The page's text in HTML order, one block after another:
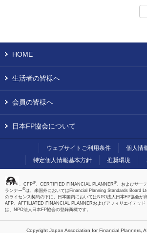
上へ
HOME
生活者の皆様へ
会員の皆様へ
日本FP協会について
ウェブサイトご利用条件
個人情
特定個人情報基本方針
推奨環境
、CFP® 、CERTIFIED FINANCIAL PLANNER® 、およびサー
ランナー®は、米国外においてはFinancial Planning Standards Board
のライセンス契約の下に、日本国内においてはNPO法人日本FP協会が
AFP、AFFILIATED FINANCIAL PLANNERおよびアフィリエイテッド
は、NPO法人日本FP協会の登録商標です。
Copyright Japan Association for Financial Planners,